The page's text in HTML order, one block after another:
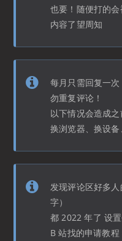
也要！随便打的
内容了望周知
每月只需回复一
勿重复评论！
以下情况会造成
换浏览器、换设备
发现评论区好多
字）
都 2022 年了 设
B 站找的申请教